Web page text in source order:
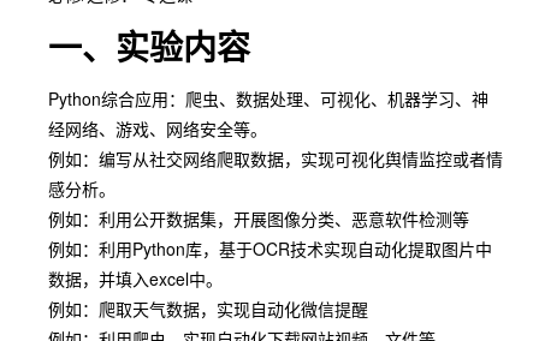
一、实验内容
Python综合应用：爬虫、数据处理、可视化、机器学习、神
经网络、游戏、网络安全等。
例如：编写从社交网络爬取数据，实现可视化舆情监控或者情
感分析。
例如：利用公开数据集，开展图像分类、恶意软件检测等
例如：利用Python库，基于OCR技术实现自动化提取图片中
数据，并填入excel中。
例如：爬取天气数据，实现自动化微信提醒